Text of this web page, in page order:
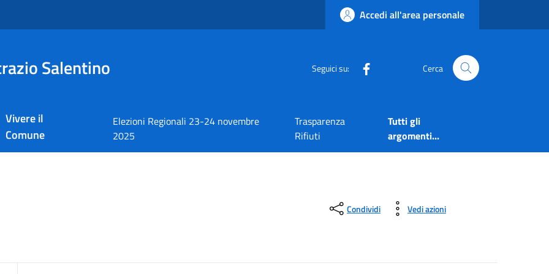
Accedi all'area personale
Salentino Seguici su: Cerca
Vivere il
Comune
Elezioni Regionali 23-24 novembre
2025
Trasparenza
Rifiuti
Tutti gli
argomenti...
Condividi Vedi azioni